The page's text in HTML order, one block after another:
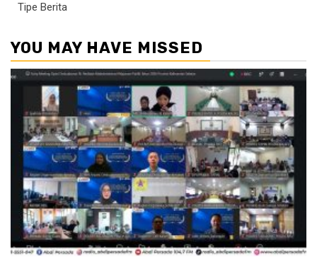
Tipe Berita
YOU MAY HAVE MISSED